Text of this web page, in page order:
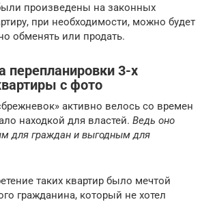
произведены на законных
при необходимости, можно будет
обменять или продать.
перепланировки 3-х
с фото
активно велось со времен
находкой для властей. Ведь оно
для граждан и выгодным для
таких квартир было мечтой
гражданина, который не хотел